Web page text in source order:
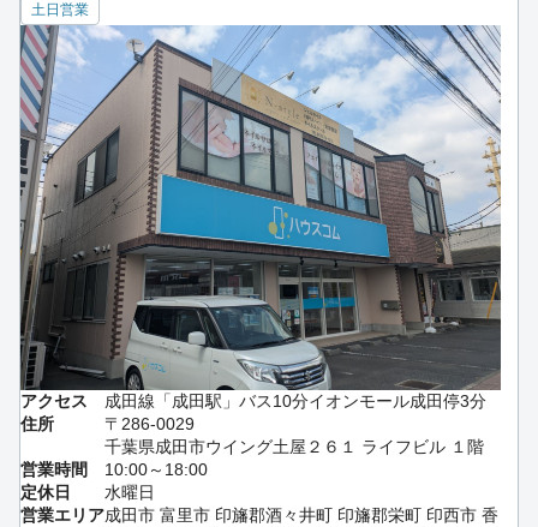
土日営業
アクセス
成田線「成田駅」バス10分イオンモール成田停3分
住所
〒286-0029
千葉県成田市ウイング土屋２６１ ライフビル １階
営業時間
10:00～18:00
定休日
水曜日
営業エリア成田市 富里市 印旛郡酒々井町 印旛郡栄町 印西市 香